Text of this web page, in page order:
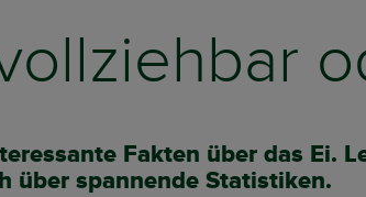
Fakten über das Ei.
über spannende Statistiken.